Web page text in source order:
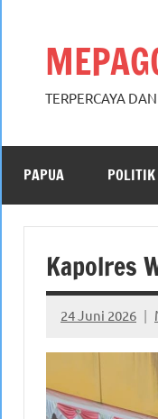
TERPERCAYA
PAPUA POLITIK
Kapolres
24 Juni 2026
No
comments